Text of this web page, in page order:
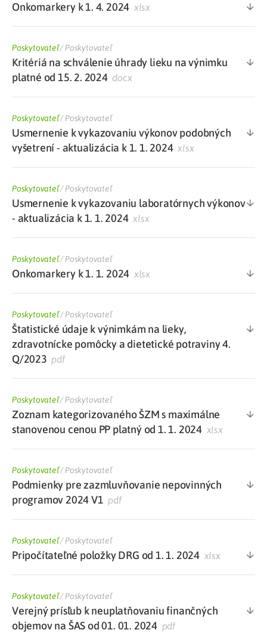
Onkomarkery k 1. 4. 2024 xlsx
Poskytovateľ/Poskytovateľ
Kritériá na schválenie úhrady lieku na výnimku
platné od 15. 2. 2024docx
Poskytovateľ/Poskytovateľ
Usmernenie k vykazovaniu výkonov podobných
vyšetrení - aktualizácia k 1. 1. 2024xlsx
Poskytovateľ/Poskytovateľ
Usmernenie k vykazovaniu laboratórnych výkonov
- aktualizácia k 1. 1. 2024xlsx
Poskytovateľ/Poskytovateľ
Onkomarkery k 1. 1. 2024 xlsx
Poskytovateľ/Poskytovateľ
Štatistické údaje k výnimkám na lieky,
zdravotnícke pomôcky a dietetické potraviny 4.
Q/2023 pdf
Poskytovateľ/Poskytovateľ
Zoznam kategorizovaného ŠZM s maximálne
stanovenou cenou PP platný od 1. 1. 2024 xlsx
Poskytovateľ/Poskytovateľ
Podmienky pre zazmluvňovanie nepovinných
programov 2024 V1 pdf
Poskytovateľ/Poskytovateľ
Pripočítateľné položky DRG od 1. 1. 2024 xlsx
Poskytovateľ/Poskytovateľ
Verejný prísľub k neuplatňovaniu finančných
objemov na ŠAS od 01. 01. 2024 pdf